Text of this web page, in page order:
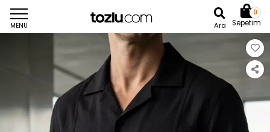
MENU Ara
0
Sepetim